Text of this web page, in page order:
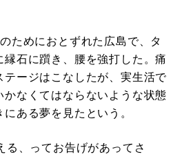
ためにおとずれた広島で、タ
縁石に躓き、腰を強打した。痛
テージはこなしたが、実生活で
かなくてはならないような状態
ある夢を見たという。
る、ってお告げがあってさ